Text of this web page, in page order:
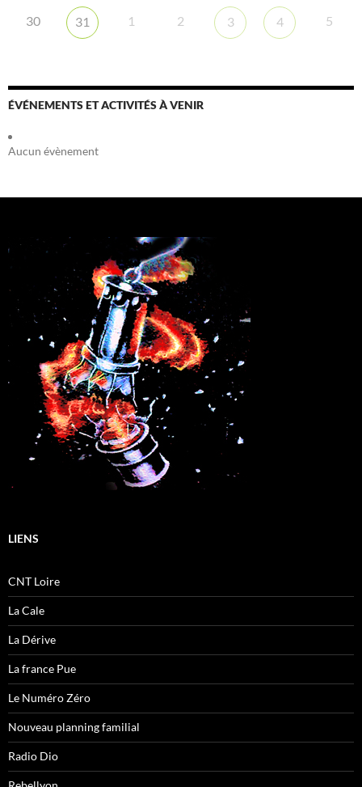
30 31 1 2 3 4 5
ÉVÉNEMENTS ET ACTIVITÉS À VENIR
Aucun évènement
LIENS
CNT Loire
La Cale
La Dérive
La france Pue
Le Numéro Zéro
Nouveau planning familial
Radio Dio